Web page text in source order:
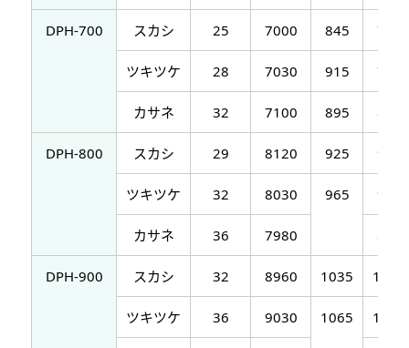
DPH-700 スカシ 25 7000 845 7850
ツキツケ 28 7030 915 7950
カサネ 32 7100 895 8000
DPH-800 スカシ 29 8120 925 9050
ツキツケ 32 8030 965 9000
カサネ 36 7980 8950
DPH-900 スカシ 32 8960 1035
ツキツケ 36 9030 1065